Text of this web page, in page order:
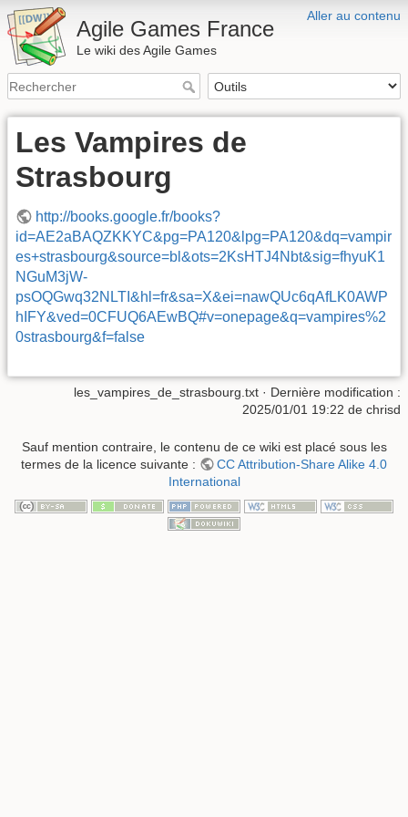
Aller au contenu
Agile Games France
Le wiki des Agile Games
Les Vampires de
Strasbourg
http://books.google.fr/books?
id=AE2aBAQZKKYC&pg=PA120&lpg=PA120&dq=vampir
es+strasbourg&source=bl&ots=2KsHTJ4Nbt&sig=fhyuK1
NGuM3jW-
psOQGwq32NLTI&hl=fr&sa=X&ei=nawQUc6qAfLK0AWP
hIFY&ved=0CFUQ6AEwBQ#v=onepage&q=vampires%2
0strasbourg&f=false
les_vampires_de_strasbourg.txt · Dernière modification :
2025/01/01 19:22 de chrisd
Sauf mention contraire, le contenu de ce wiki est placé sous les
termes de la licence suivante :
CC Attribution-Share Alike 4.0
International